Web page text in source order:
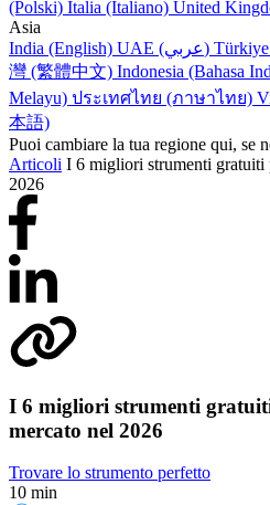
(Polski) Italia (Italiano) United
Asia
India (English)
UAE (عربي)
灣 (繁體中文) Indonesia (Bahasa
Melayu) ประเทศไทย (ภาษาไทย)
本語)
Puoi cambiare la tua regione qui, se
Articoli I 6 migliori strumenti gratuiti
2026
I 6 migliori strumenti
mercato nel 2026
Trovare lo strumento perfetto
10 min